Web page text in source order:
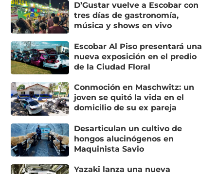
D’Gustar vuelve a Escobar con
tres días de gastronomía,
música y shows en vivo
Escobar Al Piso presentará una
nueva exposición en el predio
de la Ciudad Floral
Conmoción en Maschwitz: un
joven se quitó la vida en el
domicilio de su ex pareja
Desarticulan un cultivo de
hongos alucinógenos en
Maquinista Savio
Yazaki lanza una nueva